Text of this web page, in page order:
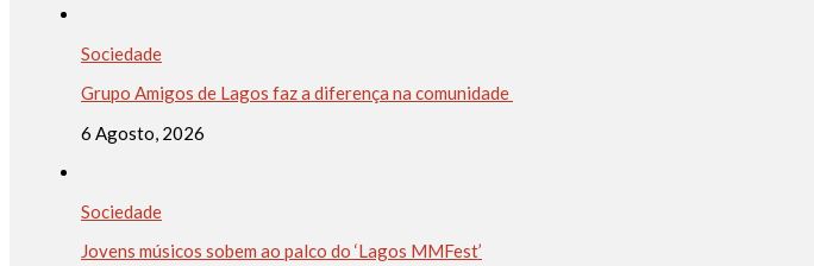
Sociedade
Grupo Amigos de Lagos faz a diferença na comunidade
6 Agosto, 2026
Sociedade
Jovens músicos sobem ao palco do ‘Lagos MMFest’